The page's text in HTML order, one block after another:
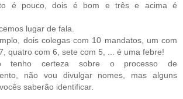
é pouco, dois é bom e três e acima é
lugar de fala.
dois colegas com 10 mandatos, um com
quatro com 6, sete com 5, ... é uma febre!
tenho certeza sobre o processo de
não vou divulgar nomes, mas alguns
saberão identificar.